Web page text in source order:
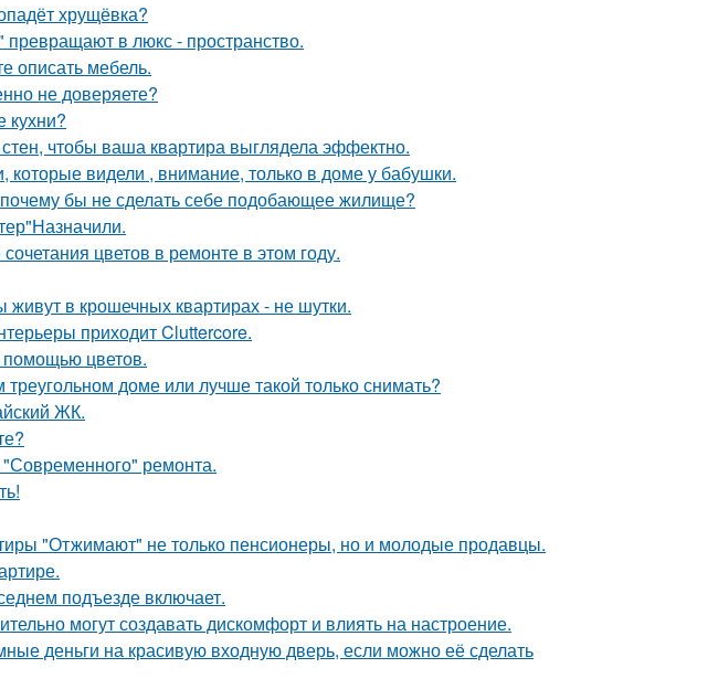
хрущёвка?
в люкс - пространство.
описать мебель.
не доверяете?
кухни?
чтобы ваша квартира выглядела эффектно.
видели , внимание, только в доме у бабушки.
бы не сделать себе подобающее жилище?
цветов в ремонте в этом году.
живут в крошечных квартирах - не шутки.
приходит Cluttercore.
помощью цветов.
треугольном доме или лучше такой только снимать?
ЖК.
"Современного" ремонта.
"Отжимают" не только пенсионеры, но и молодые продавцы.
подъезде включает.
могут создавать дискомфорт и влиять на настроение.
деньги на красивую входную дверь, если можно её сделать